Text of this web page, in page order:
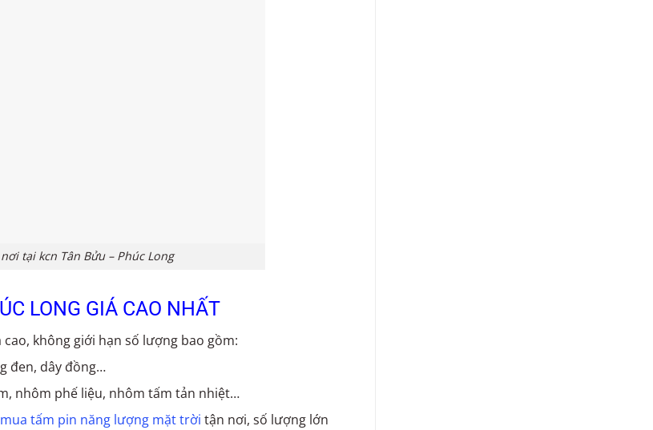
tại kcn Tân Bửu – Phúc Long
LONG GIÁ CAO NHẤT
cao, không giới hạn số lượng bao gồm:
đen, dây đồng…
nhôm phế liệu, nhôm tấm tản nhiệt…
tấm pin năng lượng mặt trời tận nơi, số lượng lớn